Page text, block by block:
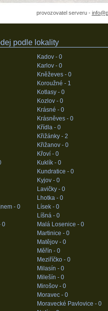
provozovatel serveru -
podle lokality
- 0
0
Kadov - 0
Karlov - 0
Kněževes - 0
Koroužné - 1
Kotlasy - 0
Kozlov - 0
Krásné - 0
Krásněves - 0
Křídla - 0
Křižánky - 2
Křižanov - 0
Křoví - 0
Kuklík - 0
Kundratice - 0
Kyjov - 0
Lavičky - 0
Lhotka - 0
Lísek - 0
Líšná - 0
Malá Losenice - 0
Martinice - 0
Matějov - 0
Měřín - 0
Meziříčko - 0
Milasín - 0
Milešín - 0
Mirošov - 0
Moravec - 0
Moravecké Pavlovice - 0